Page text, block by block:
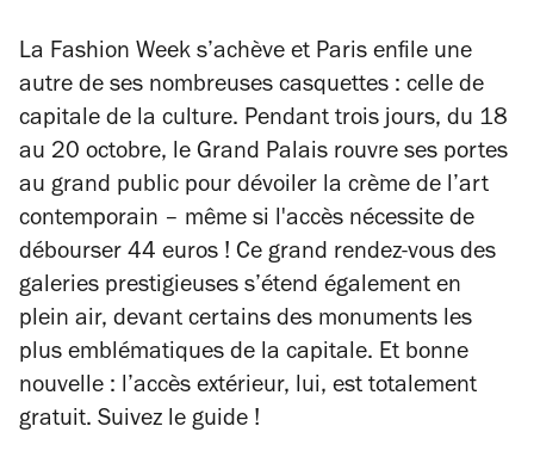
La Fashion Week s’achève et Paris enfile une
autre de ses nombreuses casquettes : celle de
capitale de la culture. Pendant trois jours, du 18
au 20 octobre, le Grand Palais rouvre ses portes
au grand public pour dévoiler la crème de l’art
contemporain – même si l'accès nécessite de
débourser 44 euros ! Ce grand rendez-vous des
galeries prestigieuses s’étend également en
plein air, devant certains des monuments les
plus emblématiques de la capitale. Et bonne
nouvelle : l’accès extérieur, lui, est totalement
gratuit. Suivez le guide !